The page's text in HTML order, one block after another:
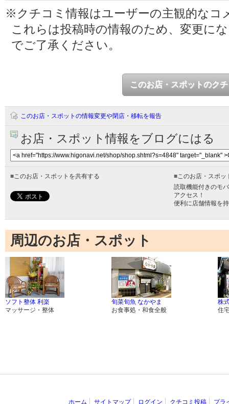
※クチコミ情報はユーザーの主観的なコ
これらは投稿時の情報のため、変更に
でご了承ください。
このお店・スポットのク
このお店・スポットの情報変更や閉店・移転を報告
お店・スポット情報をブログにはる
■このお店・スポットを共有する ■このお店・スポッ
読取機能付きのモ
アクセス！
便利に店舗情報を
周辺のお店・スポット
ソフト整体 利楽
マッサージ・整体
旬菜旬魚 なかやま
お食事処・和食全般
株
住
ホーム サイトマップ ログイン クチコミ投稿 プラ